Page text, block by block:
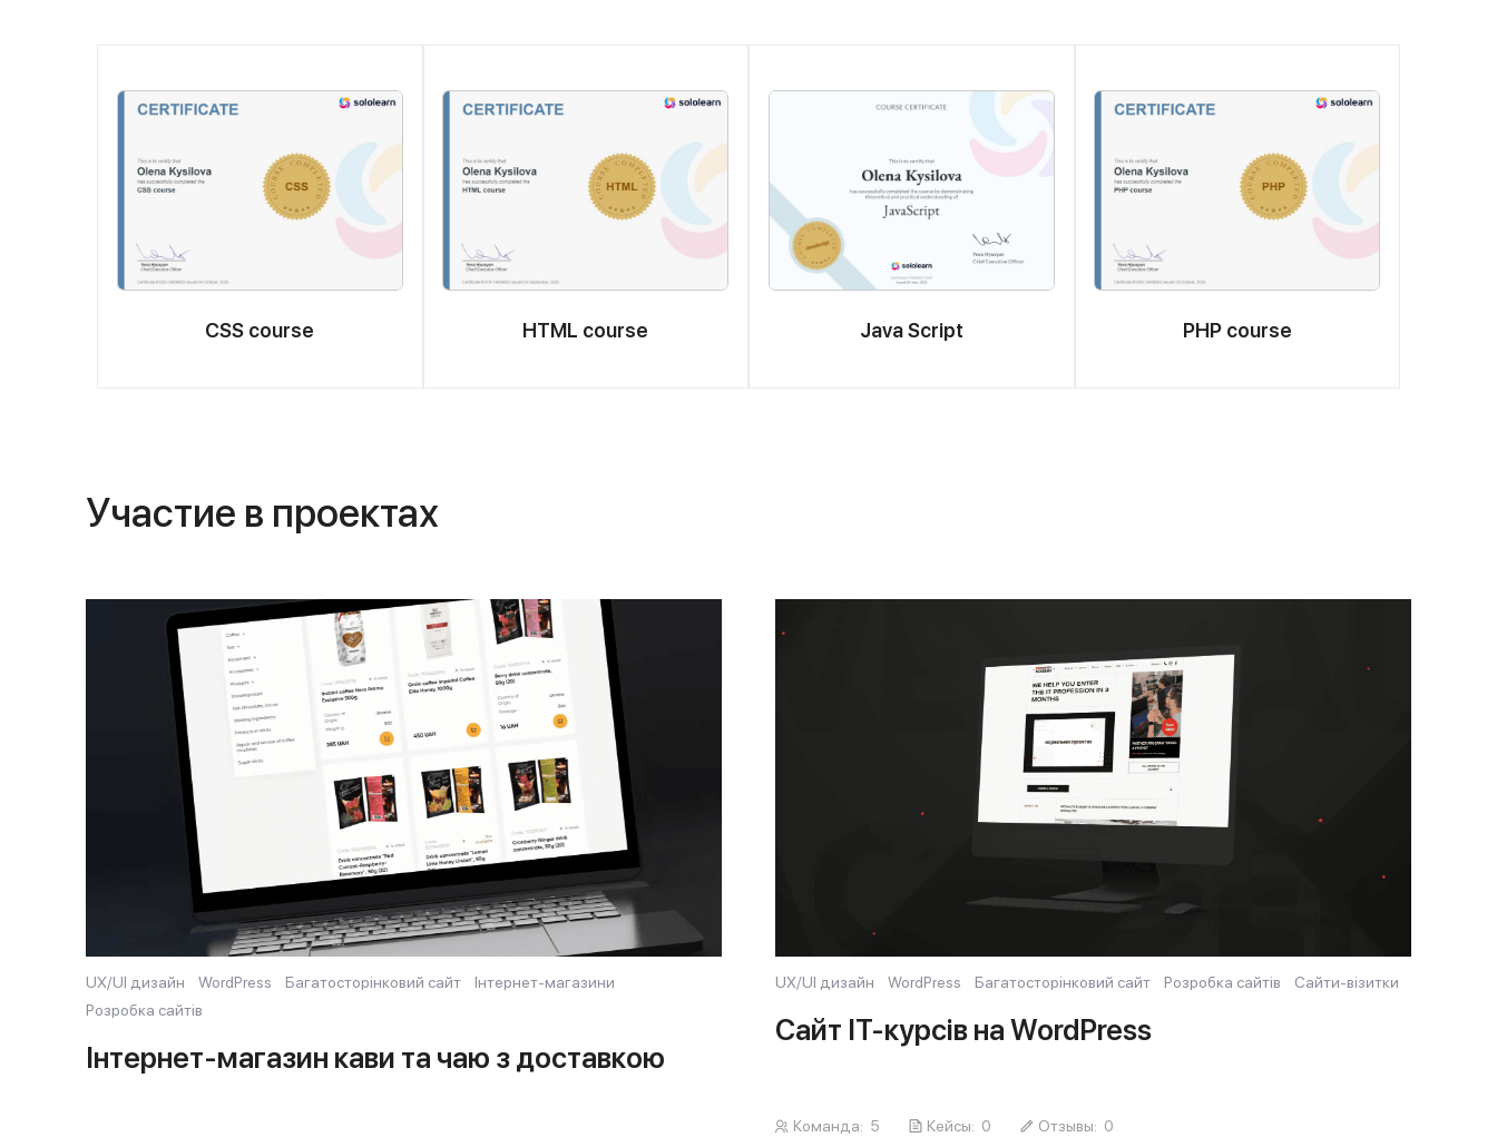
CSS course HTML course Java Script PHP course
Участие в проектах
UX/UI дизайн WordPress Багатосторінковий сайт
Інтернет-магазини
Розробка сайтів
Інтернет-магазин кави та чаю з доставкою
UX/UI дизайн WordPress Багатосторінковий сайт Розробка сайтів Сайти-візитки
Сайт IT-курсів на WordPress
Команда: 5 Кейсы: 0 Отзывы: 0